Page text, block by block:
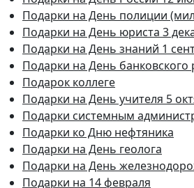
Подарки на День полиции
Подарки на День юриста 3
Подарки на День знаний 1
Подарки на День банковского
Подарок коллеге
Подарки на День учителя 5
Подарки системным
Подарки ко Дню нефтяника
Подарки на День геолога
Подарки на День
Подарки на 14 февраля